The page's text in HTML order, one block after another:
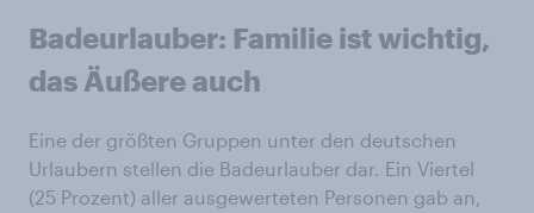
Badeurlauber: Familie ist wichtig,
das Äußere auch
Eine der größten Gruppen unter den deutschen
Urlaubern stellen die Badeurlauber dar. Ein Viertel
(25 Prozent) aller ausgewerteten Personen gab an,